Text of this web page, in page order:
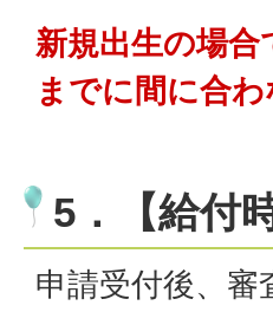
新規出生の場
までに間に合
5．【給付
申請受付後、